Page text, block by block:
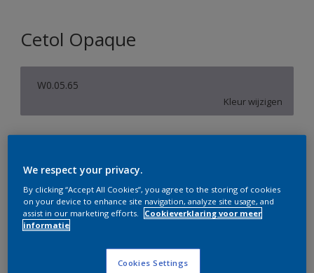
Cetol Opaque
W0.05.65
Kleur wijzigen
Verpakkingsgrootte
Aantal Verfcalculator
We respect your privacy.
By clicking “Accept All Cookies”, you agree to the storing of cookies
on your device to enhance site navigation, analyze site usage, and
assist in our marketing efforts.
Cookieverklaring voor meer
informatie
Cookies Settings